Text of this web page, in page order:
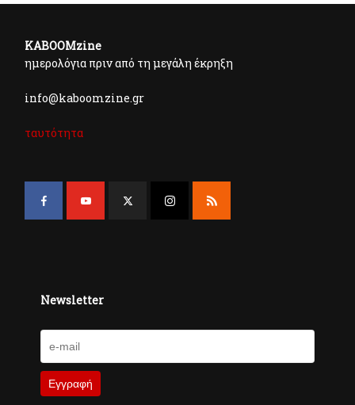
KABOOMzine
ημερολόγια πριν από τη μεγάλη έκρηξη
info@kaboomzine.gr
ταυτότητα
Newsletter